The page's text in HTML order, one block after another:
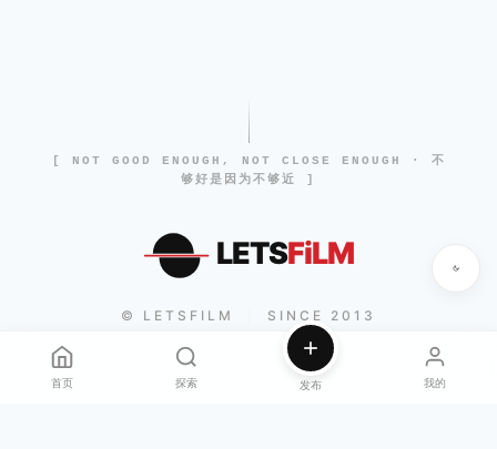
[ NOT GOOD ENOUGH, NOT CLOSE ENOUGH · 不
够好是因为不够近 ]
LETSFiLM
© LETSFILM SINCE 2013
首页 探索 发布 我的